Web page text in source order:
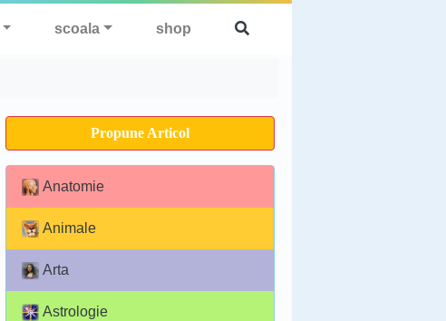
scoala shop
Propune Articol
Anatomie
Animale
Arta
Astrologie